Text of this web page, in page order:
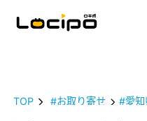
TOP #お取り寄せ #愛知